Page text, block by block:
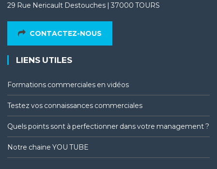
29 Rue Nericault Destouches | 37000 TOURS
CONTACTEZ-NOUS
LIENS UTILES
Formations commerciales en vidéos
Testez vos connaissances commerciales
Quels points sont à perfectionner dans votre management ?
Notre chaine YOU TUBE